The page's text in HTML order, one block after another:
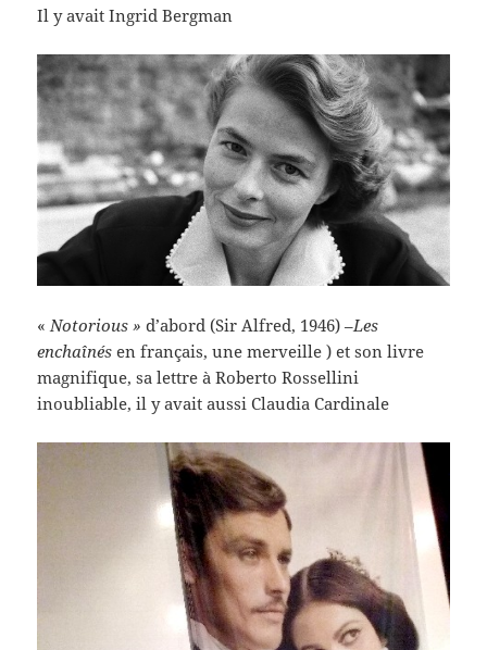
Il y avait Ingrid Bergman
«Notorious » d’abord (Sir Alfred, 1946) –Les
enchaînésen français, une merveille ) et son livre
magnifique, sa lettre à Roberto Rossellini
inoubliable, il y avait aussi Claudia Cardinale